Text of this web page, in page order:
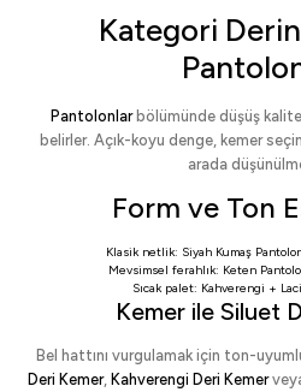
Kategori
Pantolonlarbölümünde düşüş
belirler. Açık-koyu denge, kemer
arada
Form ve Ton
Klasik netlik: Siyah Kumaş
Mevsimsel ferahlık: Keten
Sıcak palet: Kahverengi +
Kemer ile Siluet
Bel hattını vurgulamak için ton-
Deri Kemer, Kahverengi Deri Kemer